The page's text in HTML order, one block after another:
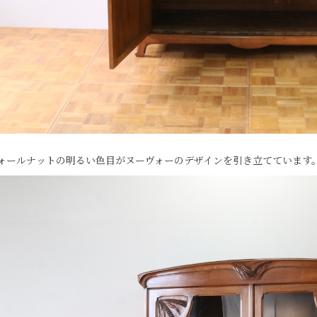
ールナットの明るい色目がヌーヴォーのデザインを引き立てています